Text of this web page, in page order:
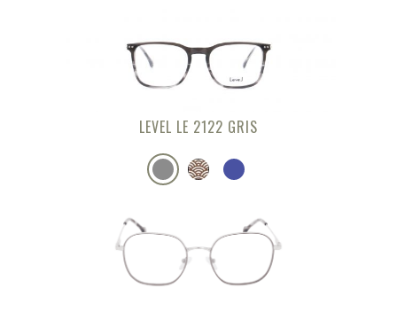
LEVEL LE 2122 GRIS